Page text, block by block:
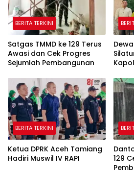
BERITA TERKINI
Satgas TMMD ke 129 Terus
Awasi dan Cek Progres
Sejumlah Pembangunan
BERITA TERKINI
Ketua DPRK Aceh Tamiang
Hadiri Muswil IV RAPI
129